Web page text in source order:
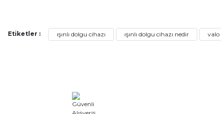
Ürün resmi kalitesiz, bozuk veya görüntülenemiyor.
Bu ürüne benzer farklı alternatifler olmalı.
Etiketler : ışınlı dolgu cihazı ışınlı dolgu cihazı nedir valo